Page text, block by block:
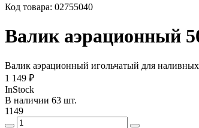
Код товара: 02755040
Валик аэрационный
Валик аэрационный игольчатый для
1 149 ₽
InStock
В наличии 63 шт.
1149